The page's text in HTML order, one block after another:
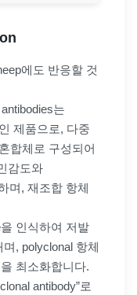
에도 반응할 것
는
제품으로, 다중
합체로 구성되어
감도와
며, 재조합 항체
인식하여 저발
, polyclonal 항체
최소화합니다.
antibody”로